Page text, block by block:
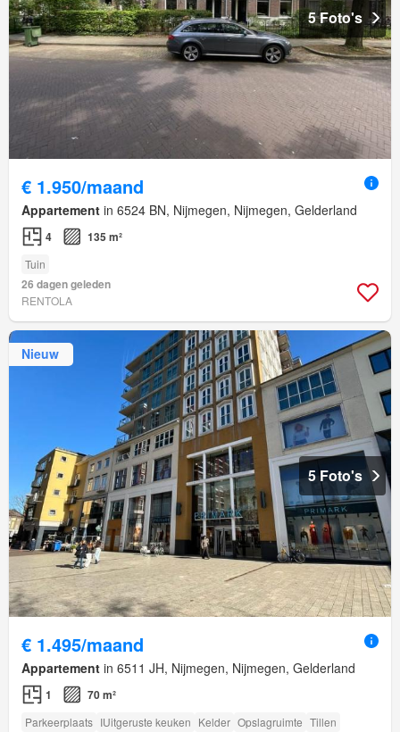
5 Foto's
€ 1.950/maand
Appartement in 6524 BN, Nijmegen, Nijmegen, Gelderland
4 135 m²
Tuin
26 dagen geleden
RENTOLA
Nieuw
5 Foto's
€ 1.495/maand
Appartement in 6511 JH, Nijmegen, Nijmegen, Gelderland
1 70 m²
Parkeerplaats IUitgeruste keuken Kelder Opslagruimte Tillen